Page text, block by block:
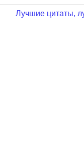
Лучшие цитаты,